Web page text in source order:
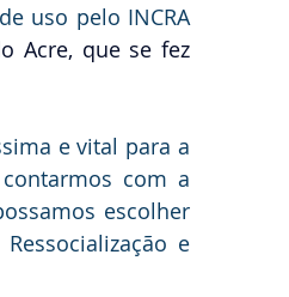
uso pelo INCRA
Acre, que se fez
e vital para a
com a
escolher
e